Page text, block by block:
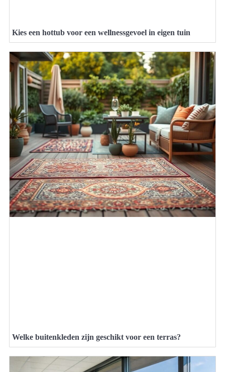
Kies een hottub voor een wellnessgevoel in eigen tuin
Welke buitenkleden zijn geschikt voor een terras?